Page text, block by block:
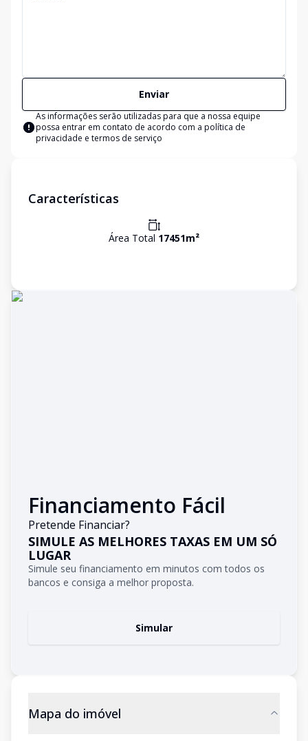
Enviar
As informações serão utilizadas para que a nossa equipe
possa entrar em contato de acordo com a política de
privacidade e termos de serviço
Características
Área Total 17451m²
Financiamento Fácil
Pretende Financiar?
SIMULE AS MELHORES TAXAS EM UM SÓ
LUGAR
Simule seu financiamento em minutos com todos os
bancos e consiga a melhor proposta.
Simular
Mapa do imóvel